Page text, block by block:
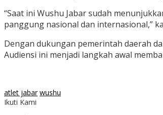
“Saat ini Wushu Jabar sudah
panggung nasional dan internasional,”
Dengan dukungan pemerintah daerah
Audiensi ini menjadi langkah awal
atlet jabar wushu
Ikuti Kami